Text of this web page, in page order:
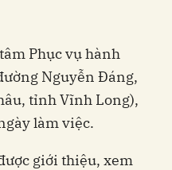
Phục vụ hành
Nguyễn Đáng,
tỉnh Vĩnh Long),
làm việc.
giới thiệu, xem